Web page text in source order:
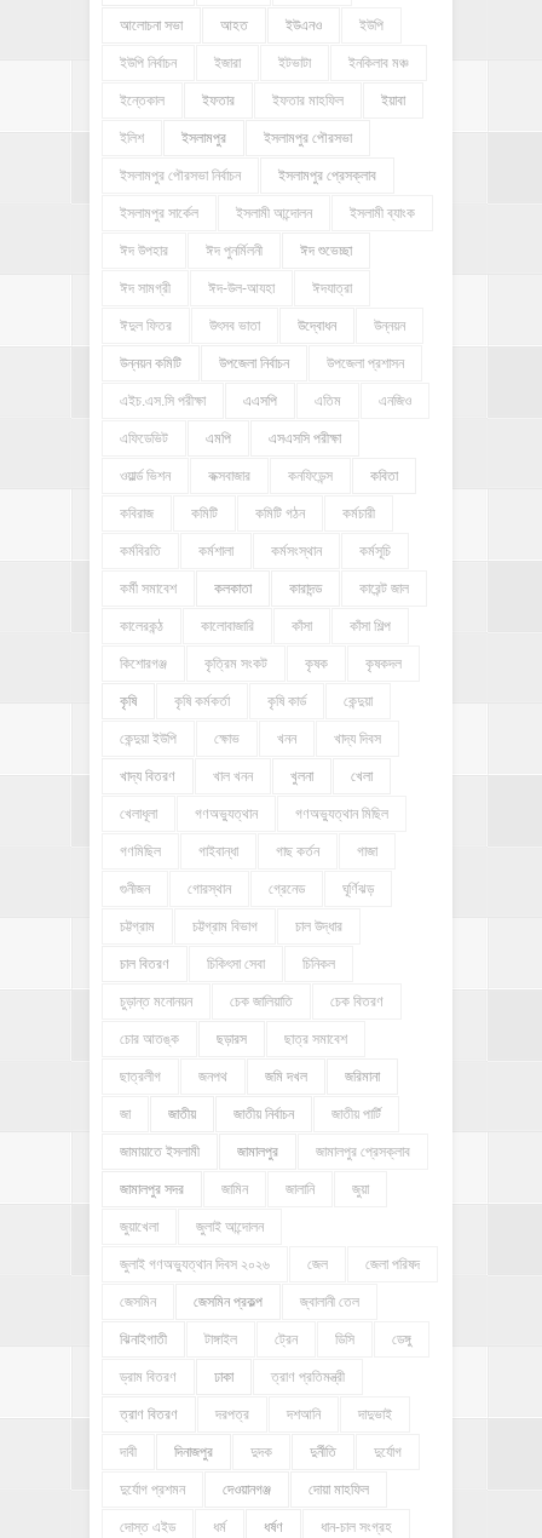
আলোচনা সভা আহত ইউএনও ইউপি
ইউপি নির্বাচন ইজারা ইটভাটা ইনকিলাব মঞ্চ
ইন্তেকাল ইফতার ইফতার মাহফিল ইয়াবা
ইলিশ ইসলামপুর ইসলামপুর পৌরসভা
ইসলামপুর পৌরসভা নির্বাচন ইসলামপুর প্রেসক্লাব
ইসলামপুর সার্কেল ইসলামী আন্দোলন ইসলামী ব্যাংক
ঈদ উপহার ঈদ পুনর্মিলনী ঈদ শুভেচ্ছা
ঈদ সামগ্রী ঈদ-উল-আযহা ঈদযাত্রা
ঈদুল ফিতর উৎসব ভাতা উদ্বোধন উন্নয়ন
উন্নয়ন কমিটি উপজেলা নির্বাচন উপজেলা প্রশাসন
এইচ.এস.সি পরীক্ষা এএসপি এতিম এনজিও
এফিডেভিট এমপি এসএসসি পরীক্ষা
ওয়ার্ল্ড ভিশন কক্সবাজার কনফিডেন্স কবিতা
কবিরাজ কমিটি কমিটি গঠন কর্মচারী
কর্মবিরতি কর্মশালা কর্মসংস্থান কর্মসূচি
কর্মী সমাবেশ কলকাতা কারাদন্ড কারেন্ট জাল
কালেরকন্ঠ কালোবাজারি কাঁসা কাঁসা শিল্প
কিশোরগঞ্জ কৃত্রিম সংকট কৃষক কৃষকদল
কৃষি কৃষি কর্মকর্তা কৃষি কার্ড কেন্দুয়া
কেন্দুয়া ইউপি ক্ষোভ খনন খাদ্য দিবস
খাদ্য বিতরণ খাল খনন খুলনা খেলা
খেলাধূলা গণঅভ্যুত্থান গণঅভ্যুত্থান মিছিল
গণমিছিল গাইবান্ধা গাছ কর্তন গাজা
গুনীজন গোরস্থান গ্রেনেড ঘূর্ণিঝড়
চট্টগ্রাম চট্টগ্রাম বিভাগ চাল উদ্ধার
চাল বিতরণ চিকিৎসা সেবা চিনিকল
চুড়ান্ত মনোনয়ন চেক জালিয়াতি চেক বিতরণ
চোর আতঙ্ক ছড়ারস ছাত্র সমাবেশ
ছাত্রলীগ জনপথ জমি দখল জরিমানা
জা জাতীয় জাতীয় নির্বাচন জাতীয় পার্টি
জামায়াতে ইসলামী জামালপুর জামালপুর প্রেসক্লাব
জামালপুর সদর জামিন জালানি জুয়া
জুয়াখেলা জুলাই আন্দোলন
জুলাই গণঅভ্যুত্থান দিবস ২০২৬ জেল জেলা পরিষদ
জেসমিন জেসমিন প্রকল্প জ্বালানী তেল
ঝিনাইগাতী টাঙ্গাইল ট্রেন ডিসি ডেঙ্গু
ড্রাম বিতরণ ঢাকা ত্রাণ প্রতিমন্ত্রী
ত্রাণ বিতরণ দরপত্র দশআনি দাদুভাই
দাবী দিনাজপুর দুদক দুর্নীতি দুর্যোগ
দুর্যোগ প্রশমন দেওয়ানগঞ্জ দোয়া মাহফিল
দোস্ত এইড ধর্ম ধর্ষণ ধান-চাল সংগ্রহ